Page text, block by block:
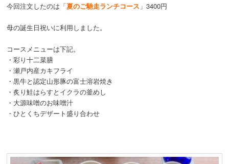
今回注文したのは「夏のご馳走ランチコース 」3400円
母の誕生日祝いに利用しました。
コースメニューは下記。
・彩り十二菜膳
・瀬戸内産カキフライ
・黒牛と認定山形豚の富士溶岩焼き
・炙り鮭はらすとイクラの釜めし
・大源味噌のお味噌汁
・ひとくちデザート盛り合わせ